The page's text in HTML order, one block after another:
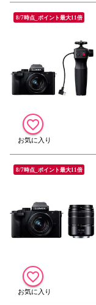
8/7時点_ポイント最大11倍
8/7時点_ポイント最大11倍